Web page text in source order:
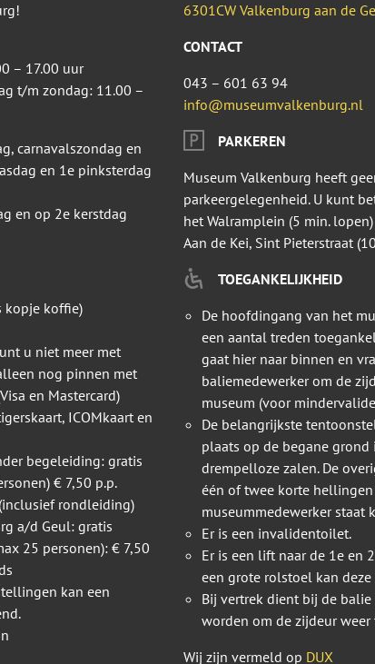
– 17.00 uur
t/m zondag: 11.00 –
carnavalszondag en
en 1e pinksterdag
en op 2e kerstdag
kopje koffie)
u niet meer met
nog pinnen met
en Mastercard)
ICOMkaart en
begeleiding: gratis
€ 7,50 p.p.
rondleiding)
a/d Geul: gratis
25 personen): € 7,50
kan een
6301CW Valkenburg aan de
CONTACT
043 – 601 63 94
info@museumvalkenburg.nl
PARKEREN
Museum Valkenburg heeft
parkeergelegenheid. U kunt
het Walramplein (5 min.
Aan de Kei, Sint Pieterstraat
TOEGANKELIJKHEID
De hoofdingang van het
een aantal treden
gaat hier naar binnen en
baliemedewerker om de
museum (voor
De belangrijkste
plaats op de begane grond
drempelloze zalen. De
één of twee korte hellingen
museummedewerker staat
Er is een invalidentoilet.
Er is een lift naar de 1e en
een grote rolstoel kan
Bij vertrek dient bij de balie
worden om de zijdeur weer
Wij zijn vermeld op DUX